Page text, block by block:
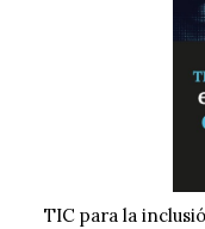
TIC para la